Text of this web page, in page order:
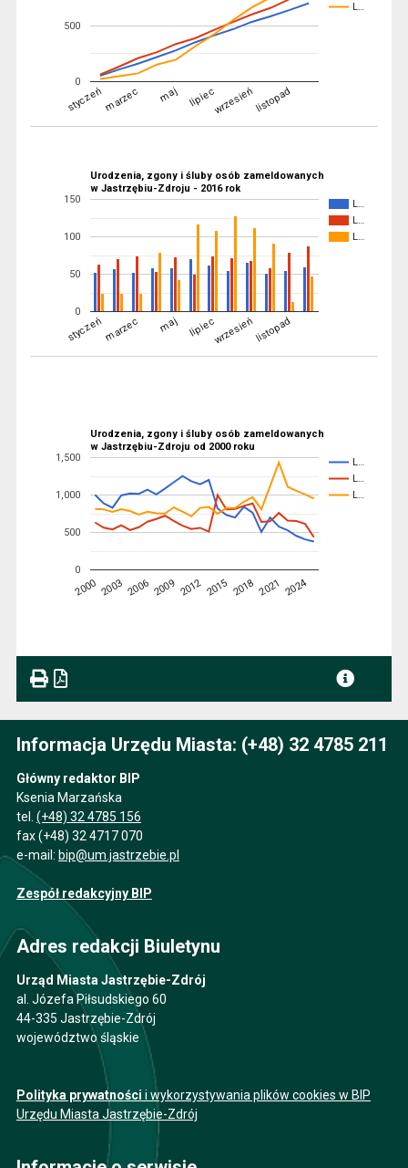
L…
styczeńmarzec maj lipiecwrzesieńlistopad
0
500
Urodzenia, zgony i śluby osób zameldowanych
w Jastrzębiu-Zdroju - 2016 rok
L…
L…
L…
styczeńmarzec maj lipiecwrzesieńlistopad
0
50
100
150
Urodzenia, zgony i śluby osób zameldowanych
w Jastrzębiu-Zdroju od 2000 roku
L…
L…
L…
2000 2003 2006 2009 2012 2015 2018 2021 2024
0
500
1,000
1,500
Informacja Urzędu Miasta: (+48) 32 4785 211
Główny redaktor BIP
Ksenia Marzańska
tel. (+48) 32 4785 156
fax (+48) 32 4717 070
e-mail: bip@um.jastrzebie.pl
Zespół redakcyjny BIP
Adres redakcji Biuletynu
Urząd Miasta Jastrzębie-Zdrój
al. Józefa Piłsudskiego 60
44-335 Jastrzębie-Zdrój
województwo śląskie
Polityka prywatności i wykorzystywania plików cookies w BIP
Urzędu Miasta Jastrzębie-Zdrój